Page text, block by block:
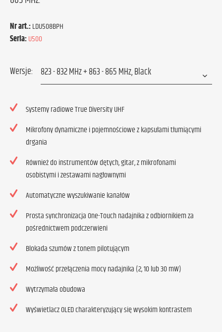
Nr art.:LDU508BPH
Seria:U500
Wersje:
Systemy radiowe True Diversity UHF
Mikrofony dynamiczne i pojemnościowe z kapsułami tłumiącymi
drgania
Również do instrumentów dętych, gitar, z mikrofonami
osobistymi i zestawami nagłownymi
Automatyczne wyszukiwanie kanałów
Prosta synchronizacja One-Touch nadajnika z odbiornikiem za
pośrednictwem podczerwieni
Blokada szumów z tonem pilotującym
Możliwość przełączenia mocy nadajnika (2, 10 lub 30 mW)
Wytrzymała obudowa
Wyświetlacz OLED charakteryzujący się wysokim kontrastem